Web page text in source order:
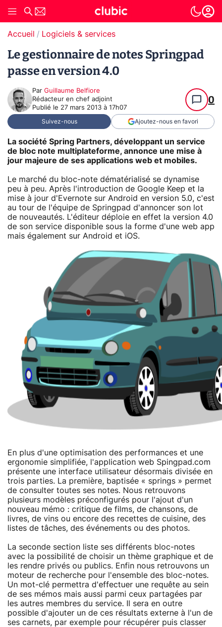
Accueil Logiciels & services
Le gestionnaire de notes Springpad
passe en version 4.0
Par Guillaume Belfiore
Rédacteur en chef adjoint
Publié le 27 mars 2013 à 17h07
0
Suivez-nous Ajoutez-nous en favori
La société Spring Partners, développant un service
de bloc note multiplateforme, annonce une mise à
jour majeure de ses applications web et mobiles.
Le marché du bloc-note dématérialisé se dynamise
peu à peu. Après l'introduction de Google Keep et la
mise à jour d'Evernote sur Android en version 5.0, c'est
au tour de l'équipe de Springpad d'annoncer son lot
de nouveautés. L'éditeur déploie en effet la version 4.0
de son service disponible sous la forme d'une web app
mais également sur Android et iOS.
En plus d'une optimisation des performances et une
ergonomie simplifiée, l'application web Spingpad.com
présente une interface utilisateur désormais divisée en
trois parties. La première, baptisée « springs » permet
de consulter toutes ses notes. Nous retrouvons
plusieurs modèles préconfigurés pour l'ajout d'un
nouveau mémo : critique de films, de chansons, de
livres, de vins ou encore des recettes de cuisine, des
listes de tâches, des événements ou des photos.
La seconde section liste ses différents bloc-notes
avec la possibilité de choisir un thème graphique et de
les rendre privés ou publics. Enfin nous retrouvons un
moteur de recherche pour l'ensemble des bloc-notes.
Un mot-clé permettra d'effectuer une requête au sein
de ses mémos mais aussi parmi ceux partagées par
les autres membres du service. Il sera en outre
possible d'ajouter un de ces résultats externe à l'un de
ses carnets, par exemple pour récupérer puis classer